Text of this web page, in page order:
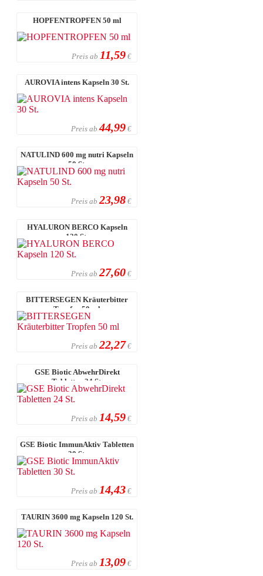
HOPFENTROPFEN 50 ml
Preis ab 11,59 €
AUROVIA intens Kapseln 30 St.
Preis ab 44,99 €
NATULIND 600 mg nutri Kapseln
50 St.
Preis ab 23,98 €
HYALURON BERCO Kapseln
120 St.
Preis ab 27,60 €
BITTERSEGEN Kräuterbitter
Tropfen 50 ml
Preis ab 22,27 €
GSE Biotic AbwehrDirekt
Tabletten 24 St.
Preis ab 14,59 €
GSE Biotic ImmunAktiv Tabletten
30 St.
Preis ab 14,43 €
TAURIN 3600 mg Kapseln 120 St.
Preis ab 13,09 €